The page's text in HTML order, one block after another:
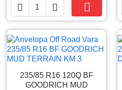
  
235/85 R16 120Q BF
GOODRICH MUD